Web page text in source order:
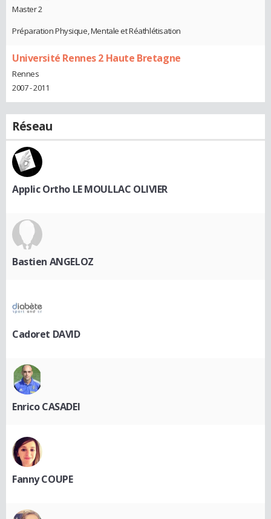
Master 2
Préparation Physique, Mentale et Réathlétisation
Université Rennes 2 Haute Bretagne
Rennes
2007 - 2011
Réseau
Applic Ortho LE MOULLAC OLIVIER
Bastien ANGELOZ
Cadoret DAVID
Enrico CASADEI
Fanny COUPE